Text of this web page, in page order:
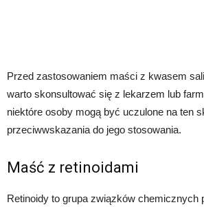
Przed zastosowaniem maści z kwasem
warto skonsultować się z lekarzem lub
niektóre osoby mogą być uczulone na ten
przeciwwskazania do jego stosowania.
Maść z retinoidami
Retinoidy to grupa związków chemicznych